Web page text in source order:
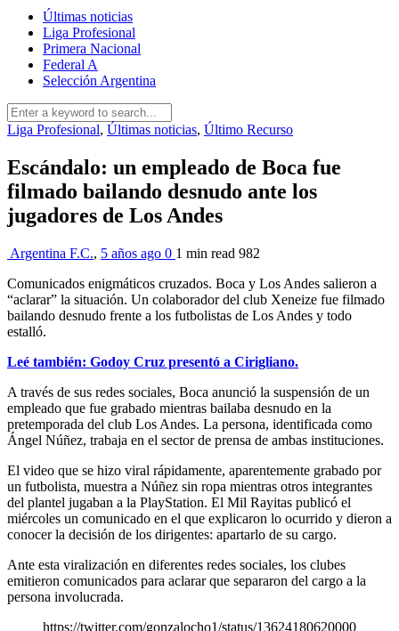
Últimas noticias
Liga Profesional
Primera Nacional
Federal A
Selección Argentina
Liga Profesional, Últimas noticias, Último Recurso
Escándalo: un empleado de Boca fue
filmado bailando desnudo ante los
jugadores de Los Andes
Argentina F.C., 5 años ago 0 1 min read 982
Comunicados enigmáticos cruzados. Boca y Los Andes salieron a
“aclarar” la situación. Un colaborador del club Xeneize fue filmado
bailando desnudo frente a los futbolistas de Los Andes y todo
estalló.
Leé también: Godoy Cruz presentó a Cirigliano.
A través de sus redes sociales, Boca anunció la suspensión de un
empleado que fue grabado mientras bailaba desnudo en la
pretemporada del club Los Andes. La persona, identificada como
Ángel Núñez, trabaja en el sector de prensa de ambas instituciones.
El video que se hizo viral rápidamente, aparentemente grabado por
un futbolista, muestra a Núñez sin ropa mientras otros integrantes
del plantel jugaban a la PlayStation. El Mil Rayitas publicó el
miércoles un comunicado en el que explicaron lo ocurrido y dieron a
conocer la decisión de los dirigentes: apartarlo de su cargo.
Ante esta viralización en diferentes redes sociales, los clubes
emitieron comunicados para aclarar que separaron del cargo a la
persona involucrada.
https://twitter.com/gonzalocho1/status/13624180620000